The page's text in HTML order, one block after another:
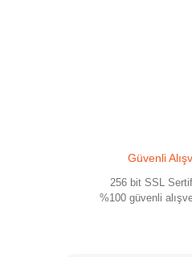
Güvenli
256 bit SSL
%100 güvenli